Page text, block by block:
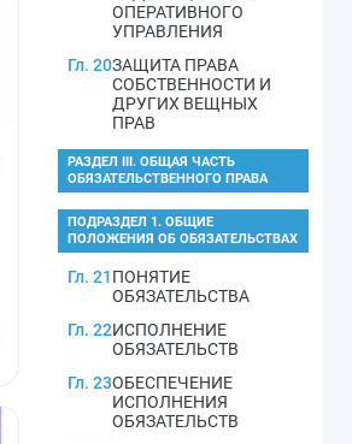
ОПЕРАТИВНОГО
УПРАВЛЕНИЯ
Гл. 20ЗАЩИТА ПРАВА
СОБСТВЕННОСТИ И
ДРУГИХ ВЕЩНЫХ
ПРАВ
РАЗДЕЛ III. ОБЩАЯ ЧАСТЬ
ОБЯЗАТЕЛЬСТВЕННОГО ПРАВА
ПОДРАЗДЕЛ 1. ОБЩИЕ
ПОЛОЖЕНИЯ ОБ ОБЯЗАТЕЛЬСТВАХ
Гл. 21ПОНЯТИЕ
ОБЯЗАТЕЛЬСТВА
Гл. 22ИСПОЛНЕНИЕ
ОБЯЗАТЕЛЬСТВ
Гл. 23ОБЕСПЕЧЕНИЕ
ИСПОЛНЕНИЯ
ОБЯЗАТЕЛЬСТВ